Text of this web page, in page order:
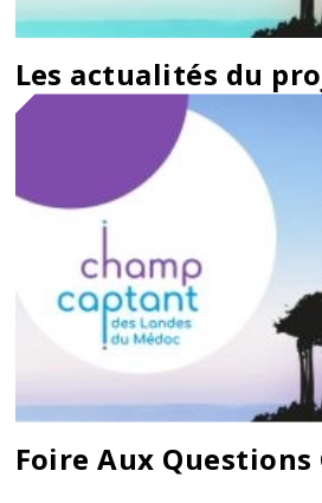
Les actualités du
Foire Aux Questions